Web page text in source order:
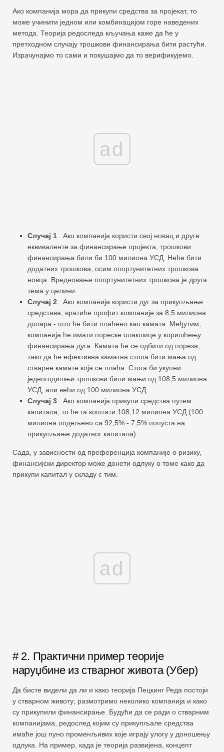
Ако компанија мора да прикупи средства за пројекат, то
може учинити једном или комбинацијом горе наведених
метода. Теорија редоследа кључања каже да ће у
претходном случају трошкови финансирања бити растући.
Израчунајмо то сами и покушајмо да то верификујемо.
ad
Случај 1 : Ако компанија користи свој новац и друге
еквиваленте за финансирање пројекта, трошкови
финансирања били би 100 милиона УСД. Неће бити
додатних трошкова, осим опортунитетних трошкова
новца. Вредновање опортунитетних трошкова је друга
тема у целини.
Случај 2 : Ако компанија користи дуг за прикупљање
средстава, вратиће профит компаније за 8,5 милиона
долара - што ће бити плаћено као камата. Међутим,
компанија ће имати пореске олакшице у коришћењу
финансирања дуга. Камата ће се одбити од пореза,
тако да ће ефективна каматна стопа бити мања од
стварне камате која се плаћа. Стога би укупни
једногодишњи трошкови били мањи од 108,5 милиона
УСД, али већи од 100 милиона УСД.
Случај 3 : Ако компанија прикупи средства путем
капитала, то ће га коштати 108,12 милиона УСД (100
милиона подељено са 92,5% - 7,5% попуста на
прикупљање додатног капитала)
Сада, у зависности од преференција компаније о ризику,
финансијски директор може донети одлуку о томе како да
прикупи капитал у складу с тим.
ad
# 2. Практични пример теорије
наруџбине из стварног живота (Убер)
Да бисте видели да ли и како теорија Пецкинг Реда постоји
у стварном животу; размотримо неколико компанија и како
су прикупили финансирање. Будући да се ради о стварним
компанијама, редослед којим су прикупљале средства
имаће још пуно променљивих које играју улогу у доношењу
одлука. На пример, када је теорија развијена, концепт